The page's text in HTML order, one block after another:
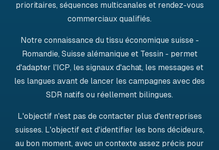
prioritaires, séquences multicanales et rendez-vous
commerciaux qualifiés.
Notre connaissance du tissu économique suisse -
Romandie, Suisse alémanique et Tessin - permet
d'adapter l'ICP, les signaux d'achat, les messages et
les langues avant de lancer les campagnes avec des
SDR natifs ou réellement bilingues.
L'objectif n'est pas de contacter plus d'entreprises
suisses. L'objectif est d'identifier les bons décideurs,
au bon moment, avec un contexte assez précis pour